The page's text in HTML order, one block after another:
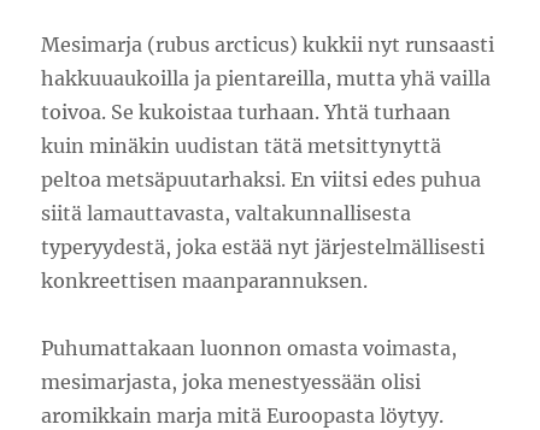
Mesimarja (rubus arcticus) kukkii nyt runsaasti
hakkuuaukoilla ja pientareilla, mutta yhä vailla
toivoa. Se kukoistaa turhaan. Yhtä turhaan
kuin minäkin uudistan tätä metsittynyttä
peltoa metsäpuutarhaksi. En viitsi edes puhua
siitä lamauttavasta, valtakunnallisesta
typeryydestä, joka estää nyt järjestelmällisesti
konkreettisen maanparannuksen.
Puhumattakaan luonnon omasta voimasta,
mesimarjasta, joka menestyessään olisi
aromikkain marja mitä Euroopasta löytyy.